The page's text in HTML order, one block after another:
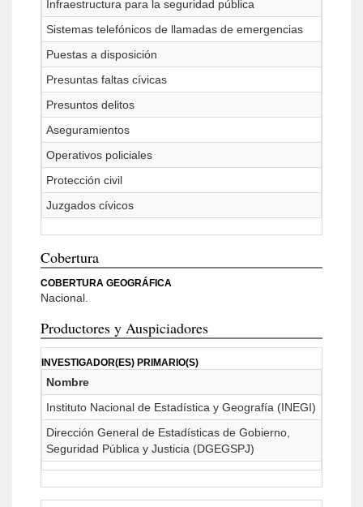
Infraestructura para la seguridad pública
Sistemas telefónicos de llamadas de emergencias
Puestas a disposición
Presuntas faltas cívicas
Presuntos delitos
Aseguramientos
Operativos policiales
Protección civil
Juzgados cívicos
Cobertura
COBERTURA GEOGRÁFICA
Nacional.
Productores y Auspiciadores
INVESTIGADOR(ES) PRIMARIO(S)
Nombre
Instituto Nacional de Estadística y Geografía (INEGI)
Dirección General de Estadísticas de Gobierno,
Seguridad Pública y Justicia (DGEGSPJ)